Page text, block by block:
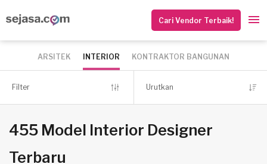
Cari Vendor Terbaik!
ARSITEK INTERIOR KONTRAKTOR BANGUNAN
Filter Urutkan
455 Model Interior Designer
Terbaru